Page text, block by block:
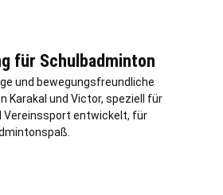
für Schulbadminton
und bewegungsfreundliche
Karakal und Victor, speziell für
Vereinssport entwickelt, für